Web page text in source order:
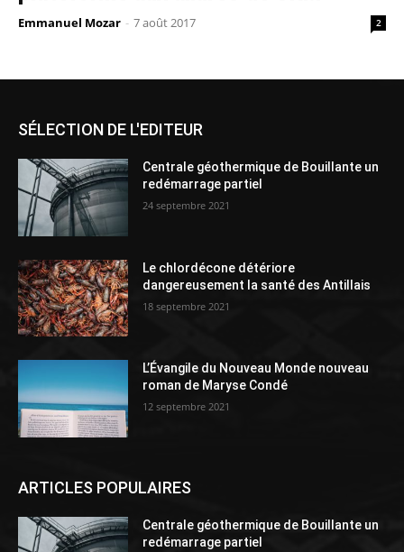
Emmanuel Mozar - 7 août 2017 2
SÉLECTION DE L'EDITEUR
Centrale géothermique de Bouillante un
redémarrage partiel
24 septembre 2021
Le chlordécone détériore
dangereusement la santé des Antillais
18 septembre 2021
L’Évangile du Nouveau Monde nouveau
roman de Maryse Condé
12 septembre 2021
ARTICLES POPULAIRES
Centrale géothermique de Bouillante un
redémarrage partiel